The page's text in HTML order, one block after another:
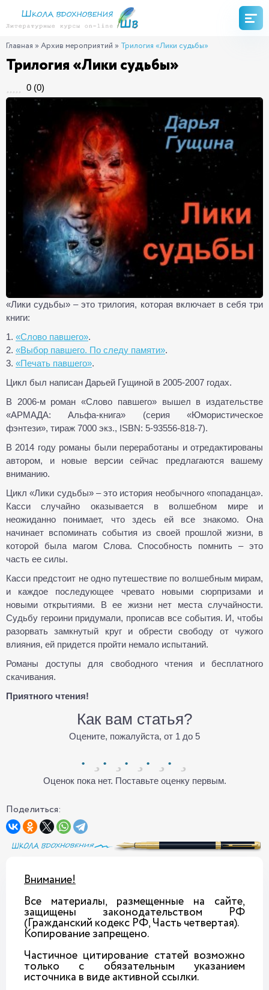
Главная » Архив мероприятий » Трилогия «Лики судьбы»
Трилогия «Лики судьбы»
0 (0)
«Лики судьбы» – это трилогия, которая включает в себя три
книги:
1. «Слово павшего».
2. «Выбор павшего. По следу памяти».
3. «Печать павшего».
Цикл был написан Дарьей Гущиной в 2005-2007 годах.
В 2006-м роман «Слово павшего» вышел в издательстве
«АРМАДА: Альфа-книга» (серия «Юмористическое
фэнтези», тираж 7000 экз., ISBN: 5-93556-818-7).
В 2014 году романы были переработаны и отредактированы
автором, и новые версии сейчас предлагаются вашему
вниманию.
Цикл «Лики судьбы» – это история необычного «попаданца».
Касси случайно оказывается в волшебном мире и
неожиданно понимает, что здесь ей все знакомо. Она
начинает вспоминать события из своей прошлой жизни, в
которой была магом Слова. Способность помнить – это
часть ее силы.
Касси предстоит не одно путешествие по волшебным мирам,
и каждое последующее чревато новыми сюрпризами и
новыми открытиями. В ее жизни нет места случайности.
Судьбу героини придумали, прописав все события. И, чтобы
разорвать замкнутый круг и обрести свободу от чужого
влияния, ей придется пройти немало испытаний.
Романы доступы для свободного чтения и бесплатного
скачивания.
Приятного чтения!
Как вам статья?
Оцените, пожалуйста, от 1 до 5
Оценок пока нет. Поставьте оценку первым.
Поделиться:
Внимание!
Все материалы, размещенные на сайте,
защищены законодательством РФ
(Гражданский кодекс РФ, Часть четвертая).
Копирование запрещено.
Частичное цитирование статей возможно
только с обязательным указанием
источника в виде активной ссылки.